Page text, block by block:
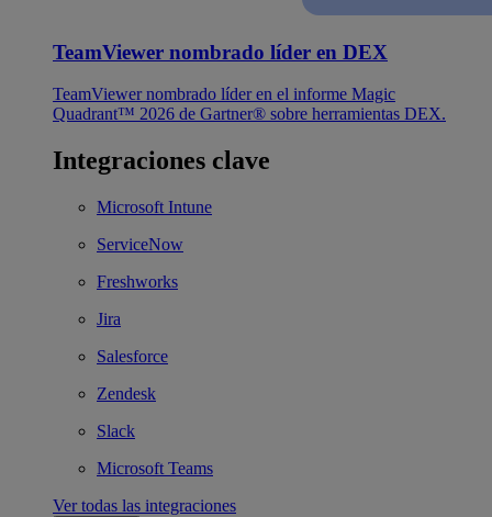
TeamViewer nombrado líder en DEX
TeamViewer nombrado líder en el informe Magic
Quadrant™ 2026 de Gartner® sobre herramientas DEX.
Integraciones clave
Microsoft Intune
ServiceNow
Freshworks
Jira
Salesforce
Zendesk
Slack
Microsoft Teams
Ver todas las integraciones